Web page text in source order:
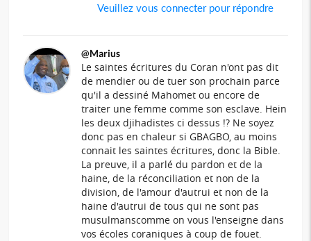
Veuillez vous connecter pour répondre
@Marius
Le saintes écritures du Coran n'ont pas dit
de mendier ou de tuer son prochain parce
qu'il a dessiné Mahomet ou encore de
traiter une femme comme son esclave. Hein
les deux djihadistes ci dessus !? Ne soyez
donc pas en chaleur si GBAGBO, au moins
connait les saintes écritures, donc la Bible.
La preuve, il a parlé du pardon et de la
haine, de la réconciliation et non de la
division, de l'amour d'autrui et non de la
haine d'autrui de tous qui ne sont pas
musulmanscomme on vous l'enseigne dans
vos écoles coraniques à coup de fouet.